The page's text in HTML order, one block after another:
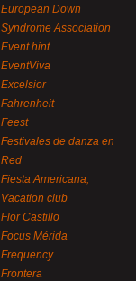
European Down
Syndrome Association
Event hint
EventViva
Excelsior
Fahrenheit
Feest
Festivales de danza en
Red
Fiesta Americana,
Vacation club
Flor Castillo
Focus Mérida
Frequency
Frontera